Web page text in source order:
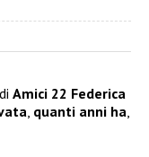
Amici 22 Federica
quanti anni ha